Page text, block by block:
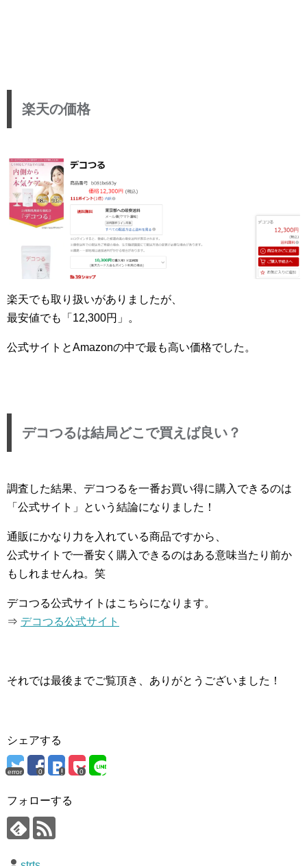
楽天の価格
楽天でも取り扱いがありましたが、
最安値でも「12,300円」。
公式サイトとAmazonの中で最も高い価格でした。
デコつるは結局どこで買えば良い？
調査した結果、デコつるを一番お買い得に購入できるのは
「公式サイト」という結論になりました！
通販にかなり力を入れている商品ですから、
公式サイトで一番安く購入できるのはある意味当たり前か
もしれませんね。笑
デコつる公式サイトはこちらになります。
⇒ デコつる公式サイト
それでは最後までご覧頂き、ありがとうございました！
シェアする
error 0 0
フォローする